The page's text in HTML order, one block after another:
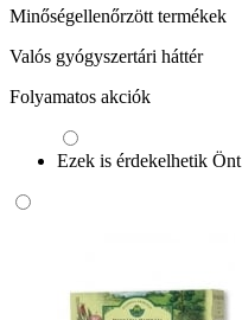
Minőségellenőrzött termékek
Valós gyógyszertári háttér
Folyamatos akciók
Ezek is érdekelhetik Önt